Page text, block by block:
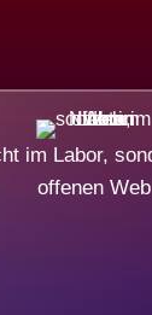
im Labor,
offenen Web